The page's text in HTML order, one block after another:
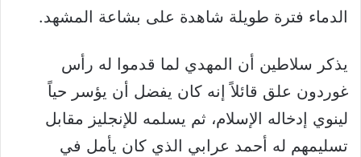
الدماء فترة طويلة شاهدة على بشاعة المشهد.
يذكر سلاطين أن المهدي لما قدموا له رأس
غوردون علق قائلاً إنه كان يفضل أن يؤسر حياً
لينوي إدخاله الإسلام، ثم يسلمه للإنجليز مقابل
تسليمهم له أحمد عرابي الذي كان يأمل في